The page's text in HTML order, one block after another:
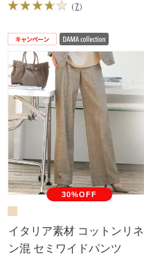
（7）
30%OFF
イタリア素材 コットンリネ
ン混 セミワイドパンツ